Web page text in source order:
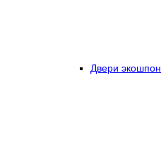
Двери экошпон